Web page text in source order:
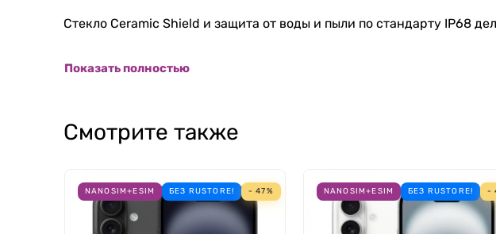
Стекло Ceramic Shield и защита от воды и пыли по стандарту IP68
Показать полностью
Смотрите также
NANOSIM+ESIM БЕЗ RUSTORE! - 47% NANOSIM+ESIM БЕЗ RUSTORE! -